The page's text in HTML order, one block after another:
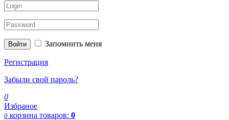
Войти Запомнить меня
Регистрация
Забыли свой пароль?
0
Избраное
0 корзина товаров: 0